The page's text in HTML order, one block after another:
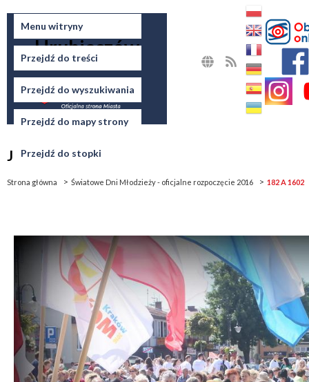
Menu witryny
Przejdź do treści
Przejdź do wyszukiwania
Przejdź do mapy strony
Przejdź do stopki
Miasto
Hrubieszów
Jesteś tutaj
Strona główna Światowe Dni Młodzieży - oficjalne rozpoczęcie 2016 182 A 1602